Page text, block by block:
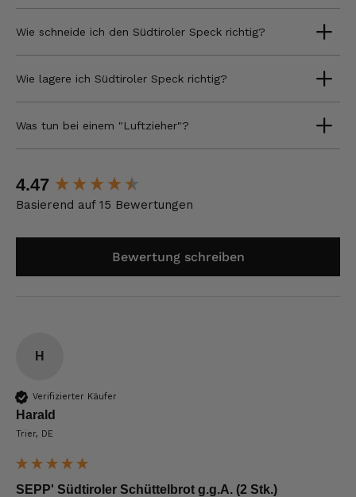
Wie schneide ich den Südtiroler Speck richtig?
Wie lagere ich Südtiroler Speck richtig?
Was tun bei einem "Luftzieher"?
4.47
Basierend auf 15 Bewertungen
Bewertung schreiben
H
Verifizierter Käufer
Harald
Trier, DE
SEPP' Südtiroler Schüttelbrot g.g.A. (2 Stk.)
New content loaded